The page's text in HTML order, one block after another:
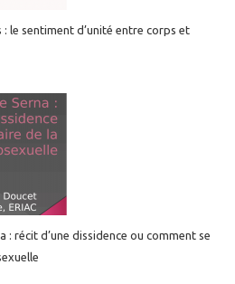
: le sentiment d’unité entre corps et
: récit d’une dissidence ou comment se